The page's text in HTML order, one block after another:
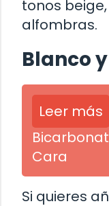
tonos
alfombras.
Blanco
Leer más
Cara
Si quieres